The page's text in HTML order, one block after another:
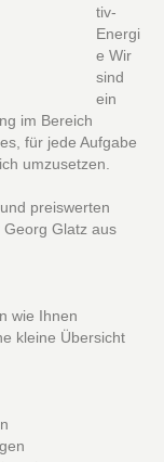
tiv-
Energi
e Wir
sind
ein
im Bereich
für jede Aufgabe
umzusetzen.
preiswerten
Glatz aus
wie Ihnen
kleine Übersicht